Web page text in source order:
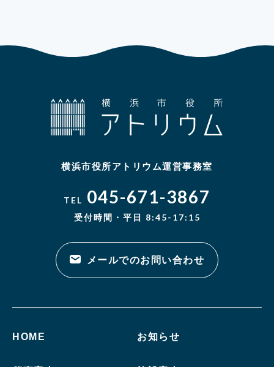
横浜市役所アトリウム運営事務室
TEL 045-671-3867
受付時間・平日 8:45-17:15
メールでのお問い合わせ
HOME お知らせ